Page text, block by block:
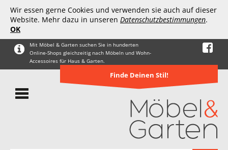
Wir essen gerne Cookies und verwenden sie auch auf dieser
Website. Mehr dazu in unseren Datenschutzbestimmungen.
OK
Mit Möbel & Garten suchen Sie in hunderten
Online-Shops gleichzeitig nach Möbeln und Wohn-
Accessoires für Haus & Garten.
Finde Deinen Stil!